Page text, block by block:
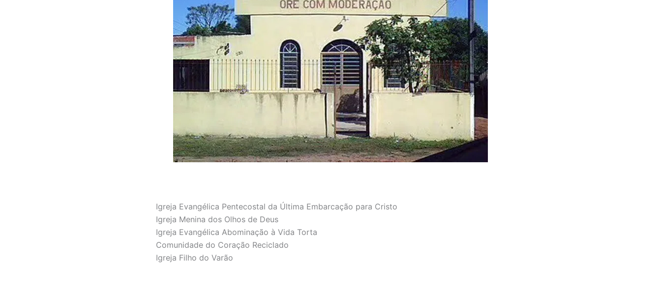
Igreja Evangélica Pentecostal da Última Embarcação para Cristo
Igreja Menina dos Olhos de Deus
Igreja Evangélica Abominação à Vida Torta
Comunidade do Coração Reciclado
Igreja Filho do Varão